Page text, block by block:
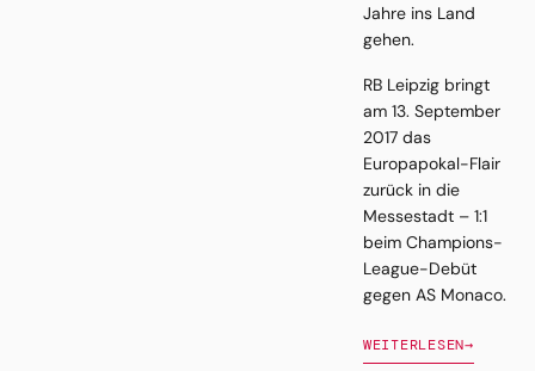
Jahre ins Land
gehen.
RB Leipzig bringt
am 13. September
2017 das
Europapokal-Flair
zurück in die
Messestadt – 1:1
beim Champions-
League-Debüt
gegen AS Monaco.
WEITERLESEN→